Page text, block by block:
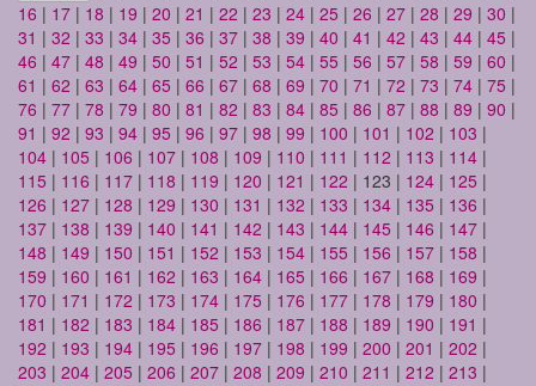
16 | 17 | 18 | 19 | 20 | 21 | 22 | 23 | 24 | 25 | 26 | 27 | 28 | 29 | 30 |
31 | 32 | 33 | 34 | 35 | 36 | 37 | 38 | 39 | 40 | 41 | 42 | 43 | 44 | 45 |
46 | 47 | 48 | 49 | 50 | 51 | 52 | 53 | 54 | 55 | 56 | 57 | 58 | 59 | 60 |
61 | 62 | 63 | 64 | 65 | 66 | 67 | 68 | 69 | 70 | 71 | 72 | 73 | 74 | 75 |
76 | 77 | 78 | 79 | 80 | 81 | 82 | 83 | 84 | 85 | 86 | 87 | 88 | 89 | 90 |
91 | 92 | 93 | 94 | 95 | 96 | 97 | 98 | 99 | 100 | 101 | 102 | 103 |
104 | 105 | 106 | 107 | 108 | 109 | 110 | 111 | 112 | 113 | 114 |
115 | 116 | 117 | 118 | 119 | 120 | 121 | 122 | 123 | 124 | 125 |
126 | 127 | 128 | 129 | 130 | 131 | 132 | 133 | 134 | 135 | 136 |
137 | 138 | 139 | 140 | 141 | 142 | 143 | 144 | 145 | 146 | 147 |
148 | 149 | 150 | 151 | 152 | 153 | 154 | 155 | 156 | 157 | 158 |
159 | 160 | 161 | 162 | 163 | 164 | 165 | 166 | 167 | 168 | 169 |
170 | 171 | 172 | 173 | 174 | 175 | 176 | 177 | 178 | 179 | 180 |
181 | 182 | 183 | 184 | 185 | 186 | 187 | 188 | 189 | 190 | 191 |
192 | 193 | 194 | 195 | 196 | 197 | 198 | 199 | 200 | 201 | 202 |
203 | 204 | 205 | 206 | 207 | 208 | 209 | 210 | 211 | 212 | 213 |